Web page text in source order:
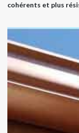
cohérents et plus